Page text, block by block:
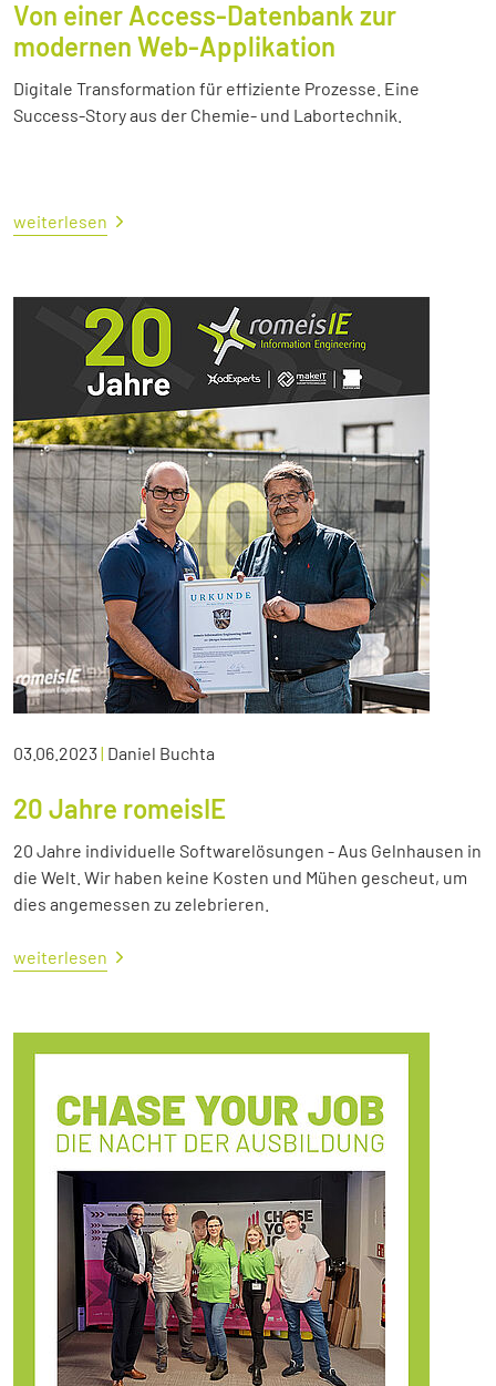
Von einer Access-Datenbank zur
modernen Web-Applikation
Digitale Transformation für effiziente Prozesse. Eine
Success-Story aus der Chemie- und Labortechnik.
weiterlesen
03.06.2023| Daniel Buchta
20 Jahre romeisIE
20 Jahre individuelle Softwarelösungen - Aus Gelnhausen in
die Welt. Wir haben keine Kosten und Mühen gescheut, um
dies angemessen zu zelebrieren.
weiterlesen